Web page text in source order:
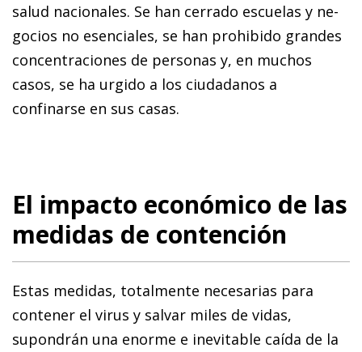
salud nacionales. Se han cerrado escuelas y ne­­
gocios no esenciales, se han prohibido grandes
concentraciones de personas y, en muchos
casos, se ha urgido a los ciudadanos a
confinarse en sus casas.
El impacto económico de las
medidas de contención
Estas medidas, totalmente necesarias para
contener el virus y salvar miles de vidas,
supondrán una enorme e inevitable caída de la